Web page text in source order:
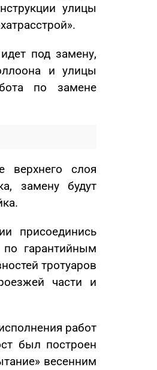
улицы
под замену,
и улицы
по замене
верхнего слоя
замену будут
присоединись
по гарантийным
тротуаров
части и
работ
был построен
весенним